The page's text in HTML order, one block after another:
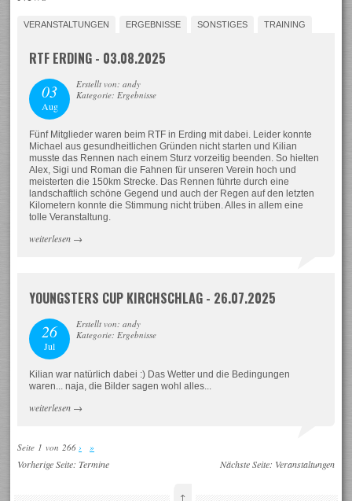
VERANSTALTUNGEN ERGEBNISSE SONSTIGES TRAINING
RTF ERDING - 03.08.2025
03
Aug
Erstellt von: andy
Kategorie: Ergebnisse
Fünf Mitglieder waren beim RTF in Erding mit dabei. Leider konnte
Michael aus gesundheitlichen Gründen nicht starten und Kilian
musste das Rennen nach einem Sturz vorzeitig beenden. So hielten
Alex, Sigi und Roman die Fahnen für unseren Verein hoch und
meisterten die 150km Strecke. Das Rennen führte durch eine
landschaftlich schöne Gegend und auch der Regen auf den letzten
Kilometern konnte die Stimmung nicht trüben. Alles in allem eine
tolle Veranstaltung.
weiterlesen →
YOUNGSTERS CUP KIRCHSCHLAG - 26.07.2025
26
Jul
Erstellt von: andy
Kategorie: Ergebnisse
Kilian war natürlich dabei :) Das Wetter und die Bedingungen
waren... naja, die Bilder sagen wohl alles...
weiterlesen →
Seite 1 von 266 › »
Vorherige Seite:Termine Nächste Seite: Veranstaltungen
↑